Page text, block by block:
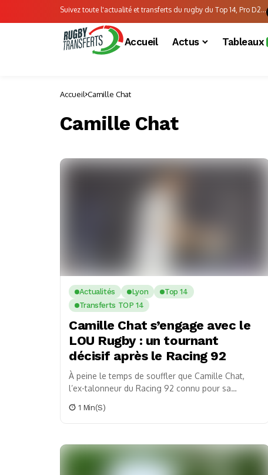
Suivez toute l'actualité et transferts du rugby du Top 14, Pro D2...
Accueil Actus Tableaux
Accueil Camille Chat
Camille Chat
Actualités Lyon
Top 14
Transferts TOP 14
Camille Chat s’engage avec le
LOU Rugby : un tournant
décisif après le Racing 92
À peine le temps de souffler que Camille Chat,
l’ex-talonneur du Racing 92 connu pour sa
1 Min(s)